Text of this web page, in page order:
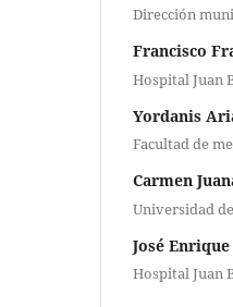
Dirección
Francisco
Hospital Juan
Yordanis
Facultad de
Carmen
Universidad
José Enrique
Hospital Juan